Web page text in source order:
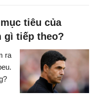
tiêu của
gì tiếp theo?
ra